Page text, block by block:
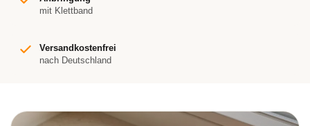
mit Klettband
Versandkostenfrei
nach Deutschland